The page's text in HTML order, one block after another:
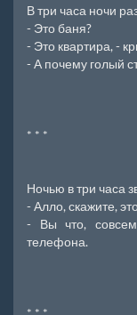
В три часа ночи
- Это баня?
- Это квартира, -
- А почему голый
* * *
Ночью в три часа
- Алло, скажите,
- Вы что,
телефона.